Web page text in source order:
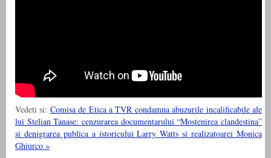
Vedeti si: Comisa de Etica a TVR condamna abuzurile incalificabile ale
lui Stelian Tanase: cenzurarea documentarului “Mostenirea clandestina”
si denigrarea publica a istoricului Larry Watts si realizatoarei Monica
Ghiurco »